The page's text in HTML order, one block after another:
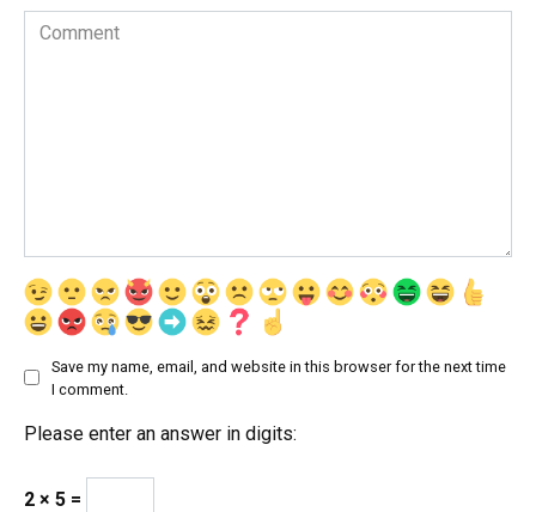
Comment
Save my name, email, and website in this browser for the next time
I comment.
Please enter an answer in digits:
2 × 5 =